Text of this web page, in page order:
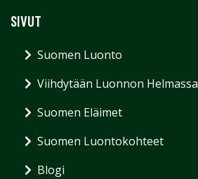
SIVUT
Suomen Luonto
Viihdytään Luonnon Helmassa
Suomen Eläimet
Suomen Luontokohteet
Blogi